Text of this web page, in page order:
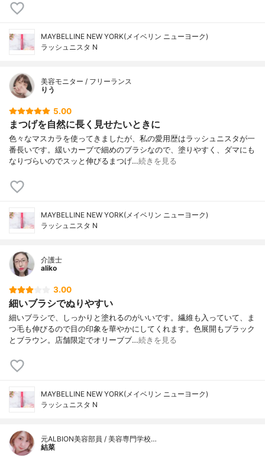
MAYBELLINE NEW YORK(メイベリン ニューヨーク)
ラッシュニスタ N
美容モニター / フリーランス
りう
5.00
まつげを自然に長く見せたいときに
色々なマスカラを使ってきましたが、私の愛用歴はラッシュニスタが一
番長いです。緩いカーブで細めのブラシなので、塗りやすく、ダマにも
なりづらいのでスッと伸びるまつげ…続きを見る
MAYBELLINE NEW YORK(メイベリン ニューヨーク)
ラッシュニスタ N
介護士
aliko
3.00
細いブラシでぬりやすい
細いブラシで、しっかりと塗れるのがいいです。繊維も入っていて、ま
つ毛も伸びるので目の印象を華やかにしてくれます。色展開もブラック
とブラウン。店舗限定でオリーブブ…続きを見る
MAYBELLINE NEW YORK(メイベリン ニューヨーク)
ラッシュニスタ N
元ALBION美容部員 / 美容専門学校…
結菜